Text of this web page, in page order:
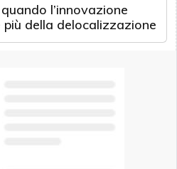
l’innovazione
della delocalizzazione